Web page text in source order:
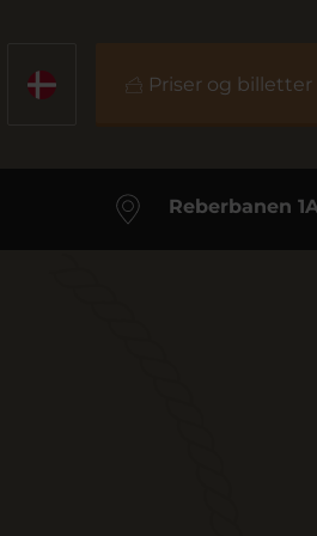
Priser og billetter
Reberbanen